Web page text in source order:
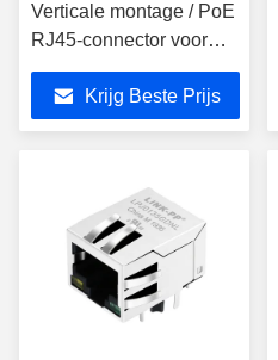
Verticale montage / PoE
RJ45-connector voor
bovenste toegang
Krijg Beste Prijs